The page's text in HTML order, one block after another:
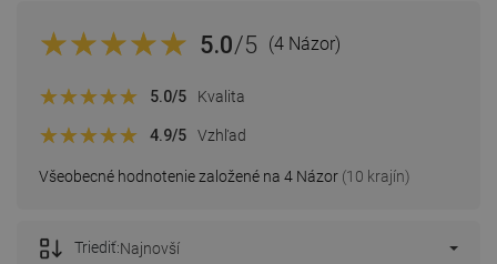
5.0/5 (4 Názor)
Všeobecné hodnotenie založené na 4 Názor (10 krajín)
5.0/5 Kvalita
4.9/5 Vzhľad
Triediť:Najnovší